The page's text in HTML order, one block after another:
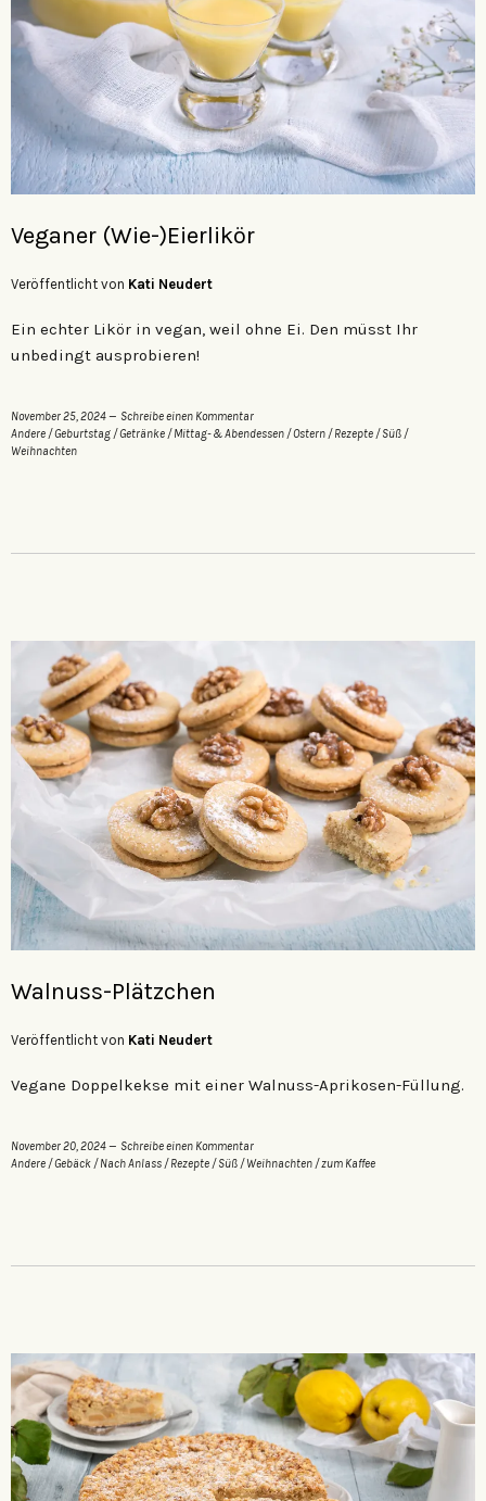
Veganer (Wie-)Eierlikör
Veröffentlicht von Kati Neudert
Ein echter Likör in vegan, weil ohne Ei. Den müsst Ihr
unbedingt ausprobieren!
November 25, 2024
Schreibe einen Kommentar
Andere /Geburtstag /Getränke / Mittag- & Abendessen /Ostern / Rezepte / Süß /
Weihnachten
Walnuss-Plätzchen
Veröffentlicht von Kati Neudert
Vegane Doppelkekse mit einer Walnuss-Aprikosen-Füllung.
November 20, 2024
Schreibe einen Kommentar
Andere /Gebäck / Nach Anlass / Rezepte / Süß /Weihnachten /zum Kaffee